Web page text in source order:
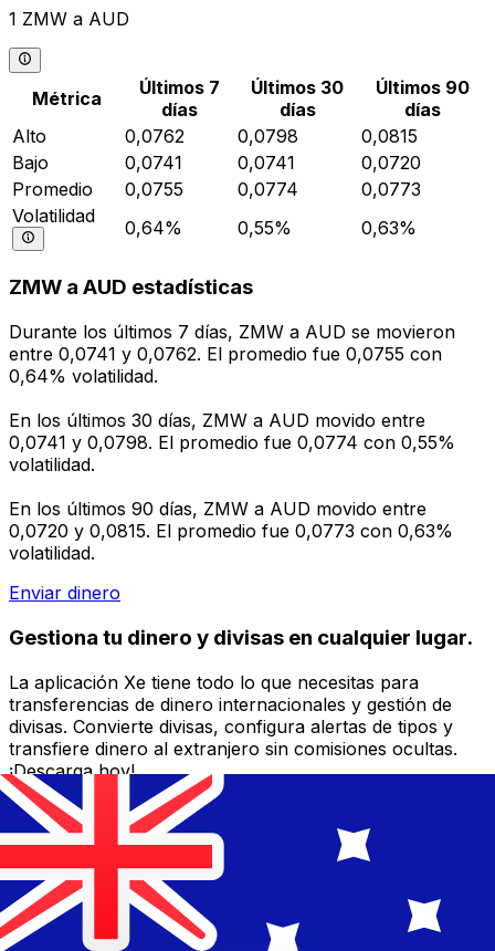
1 ZMW a AUD
Métrica
Últimos 7
días
Últimos 30
días
Últimos 90
días
Alto
0,0762 0,0798
0,0815
Bajo
0,0741 0,0741
0,0720
Promedio
0,0755 0,0774
0,0773
Volatilidad
0,64% 0,55% 0,63%
ZMW a AUD estadísticas
Durante los últimos 7 días, ZMW a AUD se movieron
entre 0,0741 y 0,0762. El promedio fue 0,0755 con
0,64% volatilidad.
En los últimos 30 días, ZMW a AUD movido entre
0,0741 y 0,0798. El promedio fue 0,0774 con 0,55%
volatilidad.
En los últimos 90 días, ZMW a AUD movido entre
0,0720 y 0,0815. El promedio fue 0,0773 con 0,63%
volatilidad.
Enviar dinero
Gestiona tu dinero y divisas en cualquier lugar.
La aplicación Xe tiene todo lo que necesitas para
transferencias de dinero internacionales y gestión de
divisas. Convierte divisas, configura alertas de tipos y
transfiere dinero al extranjero sin comisiones ocultas.
¡Descarga hoy!